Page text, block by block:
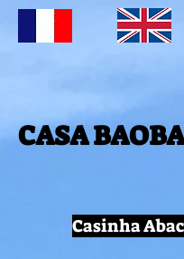
CASA
Casinha